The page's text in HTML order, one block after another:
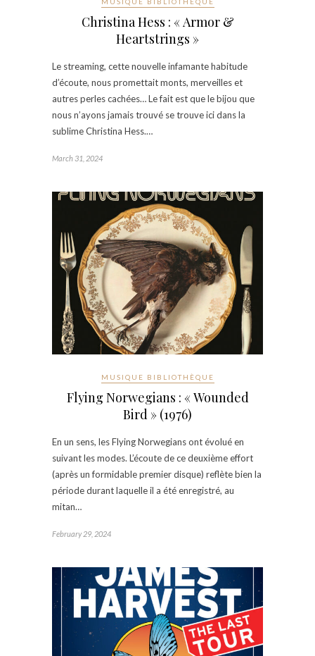
Christina Hess : « Armor &
Heartstrings »
Le streaming, cette nouvelle infamante habitude
d’écoute, nous promettait monts, merveilles et
autres perles cachées… Le fait est que le bijou que
nous n’ayons jamais trouvé se trouve ici dans la
sublime Christina Hess.…
March 31, 2024
MUSIQUE BIBLIOTHÈQUE
Flying Norwegians : « Wounded
Bird » (1976)
En un sens, les Flying Norwegians ont évolué en
suivant les modes. L’écoute de ce deuxième effort
(après un formidable premier disque) reflète bien la
période durant laquelle il a été enregistré, au
mitan…
February 29, 2024